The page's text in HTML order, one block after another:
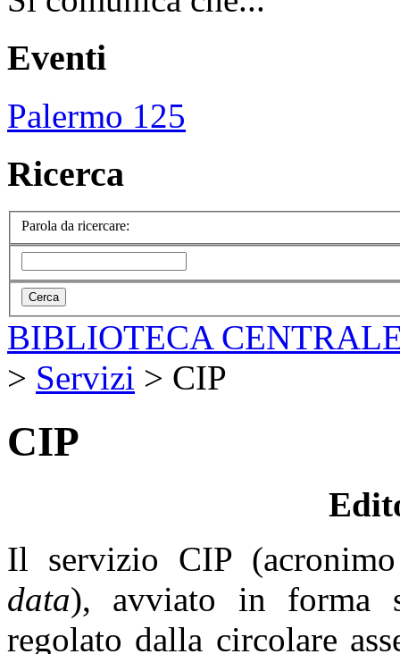
Eventi
Palermo 125
Ricerca
Parola da ricercare:
BIBLIOTECA
> Servizi > CIP
CIP
Il servizio CIP
data), avviato in forma
regolato dalla circolare